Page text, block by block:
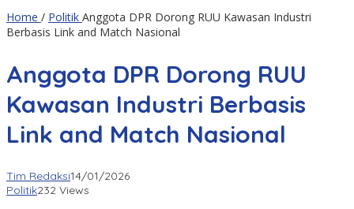
Home / Politik Anggota DPR Dorong RUU Kawasan Industri
Berbasis Link and Match Nasional
Anggota DPR Dorong RUU
Kawasan Industri Berbasis
Link and Match Nasional
Tim Redaksi14/01/2026
Politik232 Views